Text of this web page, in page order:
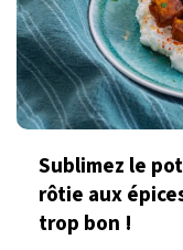
Sublimez le
rôtie aux
trop bon !